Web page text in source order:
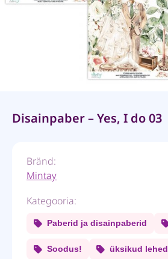
Disainpaber – Yes, I do 03
Bränd:
Mintay
Kategooria:
Paberid ja disainpaberid
Soodus! üksikud lehed